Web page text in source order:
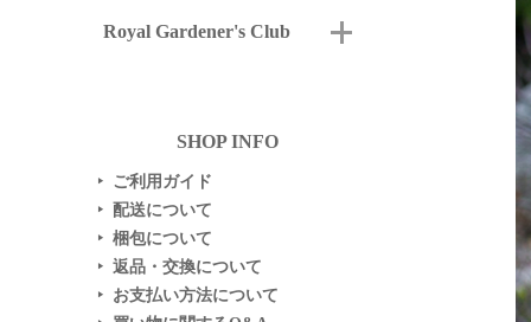
Royal Gardener's Club
SHOP INFO
▶ ご利用ガイド
▶ 配送について
▶ 梱包について
▶ 返品・交換について
▶ お支払い方法について